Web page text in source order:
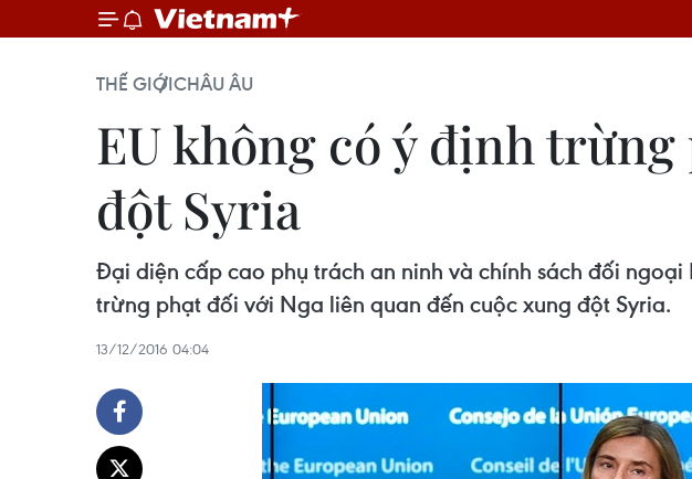
THẾ GIỚICHÂU ÂU
EU không có ý định
đột Syria
Đại diện cấp cao phụ trách an ninh và chính sách đối
trừng phạt đối với Nga liên quan đến cuộc xung đột Syria.
13/12/2016 04:04